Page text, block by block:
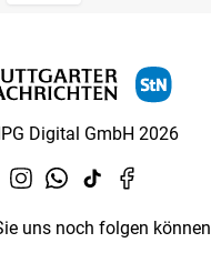
Digital GmbH 2026
uns noch folgen können